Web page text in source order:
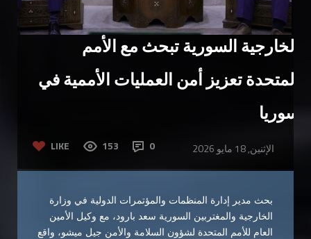
الخارجية السورية تبحث مع الأمم
المتحدة تعزيز أمن العمليات الأممية في
سوريا
LIKE 153 0 الإثنين, 18 مايو 2026
بحث مدير إدارة المنظمات والمؤتمرات الدولية في وزارة
الخارجية والمغتربين السورية سعد بارود، مع وكيل الأمين
العام للأمم المتحدة لشؤون السلامة والأمن جيل ميشو، واقع